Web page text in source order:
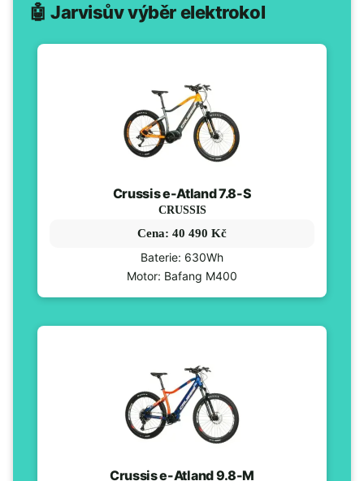
🤖 Jarvisův výběr elektrokol
Crussis e-Atland 7.8-S
CRUSSIS
Cena: 40 490 Kč
Baterie: 630Wh
Motor: Bafang M400
Crussis e-Atland 9.8-M